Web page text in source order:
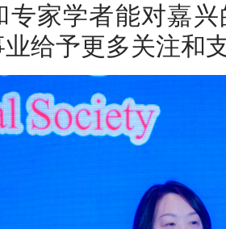
专家学者能对嘉
给予更多关注和